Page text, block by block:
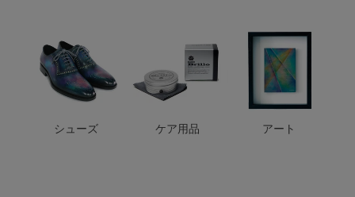
シューズ ケア用品 アート